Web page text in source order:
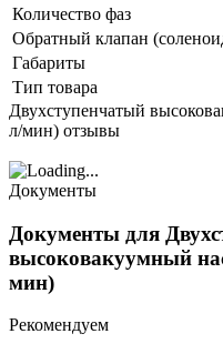
Количество фаз
Обратный клапан
Габариты
Тип товара
Двухступенчатый
л/мин) отзывы
Документы
Документы для
высоковакуумный
мин)
Рекомендуем